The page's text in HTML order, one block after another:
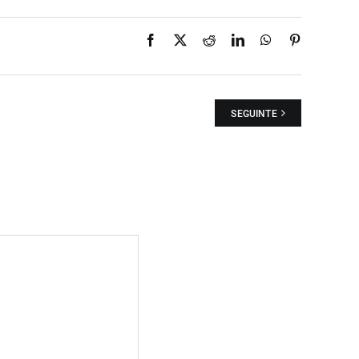
Facebook
X RedditLinkedInWhatsApp
SEGUINTE